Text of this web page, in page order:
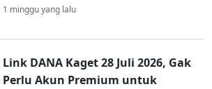
1 minggu yang lalu
Link DANA Kaget 28 Juli 2026, Gak
Perlu Akun Premium untuk